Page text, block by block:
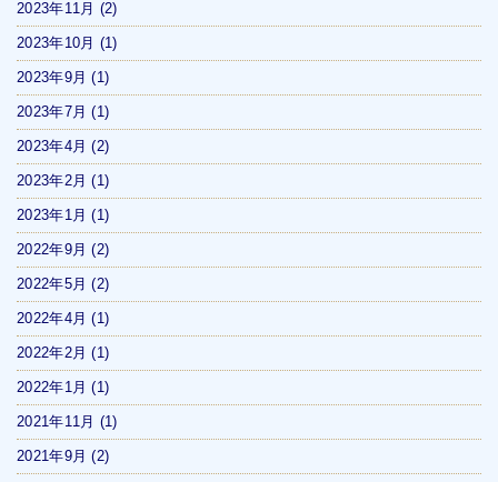
2023年11月 (2)
2023年10月 (1)
2023年9月(1)
2023年7月(1)
2023年4月(2)
2023年2月(1)
2023年1月(1)
2022年9月(2)
2022年5月(2)
2022年4月(1)
2022年2月(1)
2022年1月(1)
2021年11月 (1)
2021年9月(2)